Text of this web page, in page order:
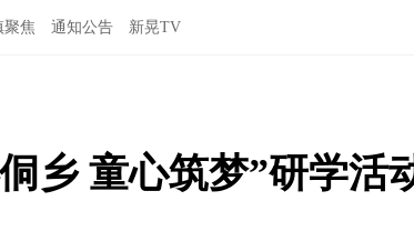
聚焦 通知公告 新晃TV
乡 童心筑梦”研学活